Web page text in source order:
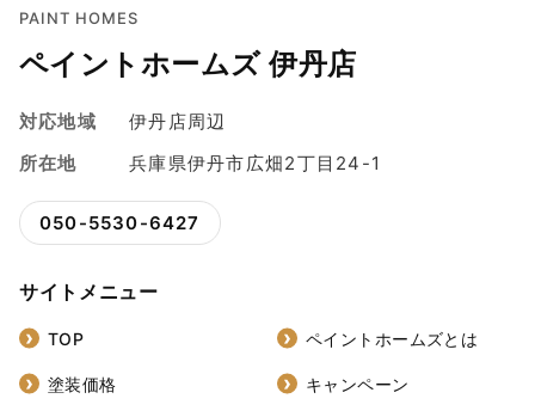
PAINT HOMES
ペイントホームズ 伊丹店
対応地域
伊丹店周辺
所在地
兵庫県伊丹市広畑2丁目24-1
050-5530-6427
サイトメニュー
TOP ペイントホームズとは
塗装価格 キャンペーン